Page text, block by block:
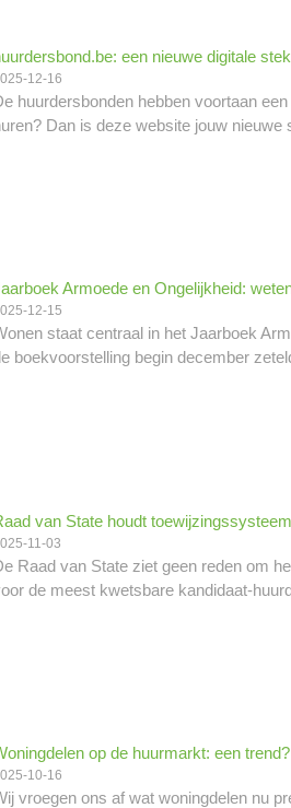
een nieuwe digitale
12-16
huurdersbonden hebben voortaan
Dan is deze website jouw nieuwe
Armoede en Ongelijkheid:
12-15
staat centraal in het Jaarboek
boekvoorstelling begin december
van State houdt
11-03
Raad van State ziet geen reden om
de meest kwetsbare kandidaat-
op de huurmarkt: een trend?
10-16
vroegen ons af wat woningdelen nu